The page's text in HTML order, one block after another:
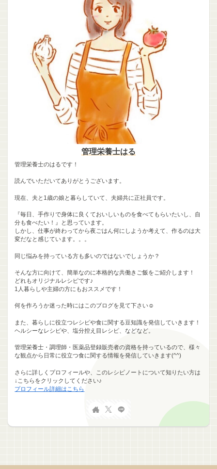
管理栄養士はる
管理栄養士のはるです！
読んでいただいてありがとうございます。
現在、夫と1歳の娘と暮らしていて、夫婦共に正社員です。
『毎日、手作りで身体に良くておいしいものを食べてもらいたいし、自
分も食べたい！』と思っています。
しかし、仕事が終わってから夜ごはん何にしようか考えて、作るのは大
変だなと感じています。。。
同じ悩みを持っている方も多いのではないでしょうか？
そんな方に向けて、簡単なのに本格的な共働きご飯をご紹介します！
どれもオリジナルレシピです♪
1人暮らしや主婦の方にもおススメです！
何を作ろうか迷った時にはこのブログを見て下さい☺
また、暮らしに役立つレシピや食に関する豆知識を発信していきます！
ヘルシーなレシピや、塩分控え目レシピ、などなど。
管理栄養士・調理師・医薬品登録販売者の資格を持っているので、様々
な観点から日常に役立つ食に関する情報を発信していきます(^^)
さらに詳しくプロフィールや、このレシピノートについて知りたい方は
↓こちらをクリックしてください♪
プロフィール詳細はこちら